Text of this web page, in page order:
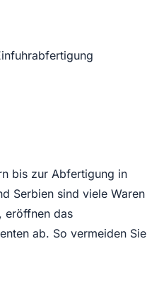
bis zur Abfertigung in
Serbien sind viele Waren
eröffnen das
ab. So vermeiden Sie